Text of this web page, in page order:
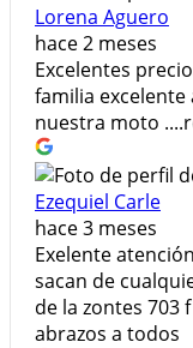
Lorena Aguero
hace 2 meses
Excelentes
familia excelente
nuestra moto
Ezequiel Carle
hace 3 meses
Exelente
sacan de
de la zontes 703
abrazos a todos